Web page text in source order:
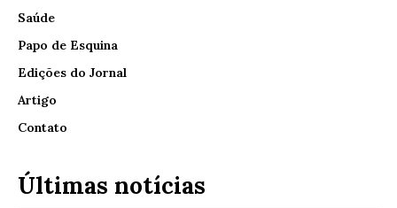
Saúde
Papo de Esquina
Edições do Jornal
Artigo
Contato
Últimas notícias